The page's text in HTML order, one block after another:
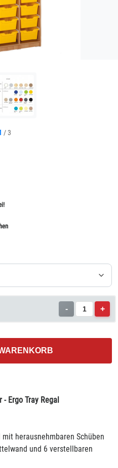
/3
- +
Ergo Tray Regal
herausnehmbaren Schüben
und 6 verstellbaren